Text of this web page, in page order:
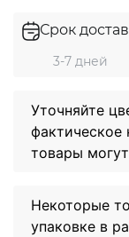
Срок
3-7 дней
Уточняйте
фактическое
товары
Некоторые
упаковке в